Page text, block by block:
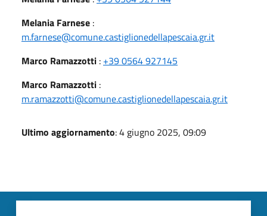
Melania Farnese :
m.farnese@comune.castiglionedellapescaia.gr.it
Marco Ramazzotti : +39 0564 927145
Marco Ramazzotti :
m.ramazzotti@comune.castiglionedellapescaia.gr.it
Ultimo aggiornamento: 4 giugno 2025, 09:09